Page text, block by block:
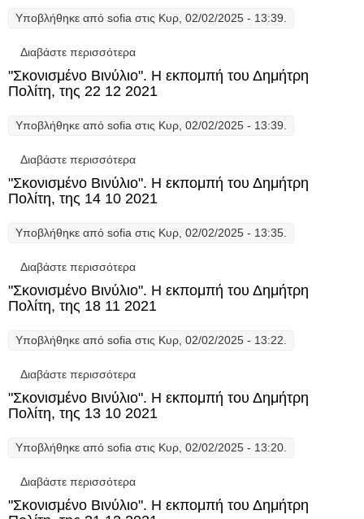
Υποβλήθηκε από sofia στις Κυρ, 02/02/2025 - 13:39.
Διαβάστε περισσότερα
Δημήτρη Πολίτη, της 19 11 2021
"Σκονισμένο Βινύλιο". Η εκπομπή του Δημήτρη
Πολίτη, της 22 12 2021
Υποβλήθηκε από sofia στις Κυρ, 02/02/2025 - 13:39.
Διαβάστε περισσότερα
Δημήτρη Πολίτη, της 22 12 2021
"Σκονισμένο Βινύλιο". Η εκπομπή του Δημήτρη
Πολίτη, της 14 10 2021
Υποβλήθηκε από sofia στις Κυρ, 02/02/2025 - 13:35.
Διαβάστε περισσότερα
Δημήτρη Πολίτη, της 14 10 2021
"Σκονισμένο Βινύλιο". Η εκπομπή του Δημήτρη
Πολίτη, της 18 11 2021
Υποβλήθηκε από sofia στις Κυρ, 02/02/2025 - 13:22.
Διαβάστε περισσότερα
Δημήτρη Πολίτη, της 18 11 2021
"Σκονισμένο Βινύλιο". Η εκπομπή του Δημήτρη
Πολίτη, της 13 10 2021
Υποβλήθηκε από sofia στις Κυρ, 02/02/2025 - 13:20.
Διαβάστε περισσότερα
Δημήτρη Πολίτη, της 13 10 2021
"Σκονισμένο Βινύλιο". Η εκπομπή του Δημήτρη